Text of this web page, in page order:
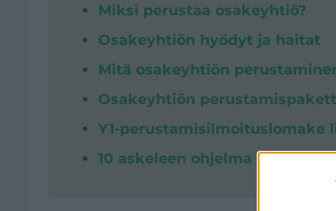
Miksi perustaa osakeyhtiö?
Osakeyhtiön hyödyt ja haitat
Mitä osakeyhtiön
Osakeyhtiön
Y1-perustamisilmoituslomake
10 askeleen ohjelma